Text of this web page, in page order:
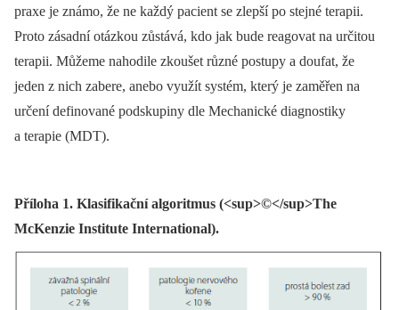
praxe je známo, že ne každý pacient se zlepší po stejné terapii.
Proto zásadní otázkou zůstává, kdo jak bude reagovat na určitou
terapii. Můžeme nahodile zkoušet různé postupy a doufat, že
jeden z nich zabere, anebo využít systém, který je zaměřen na
určení definované podskupiny dle Mechanické diagnostiky
a terapie (MDT).
Příloha 1. Klasifikační algoritmus (<sup>©</sup>The
McKenzie Institute International).